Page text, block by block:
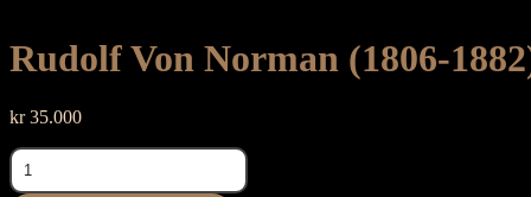
Rudolf Von Norman (1806-
kr35.000
Rudolf
Von